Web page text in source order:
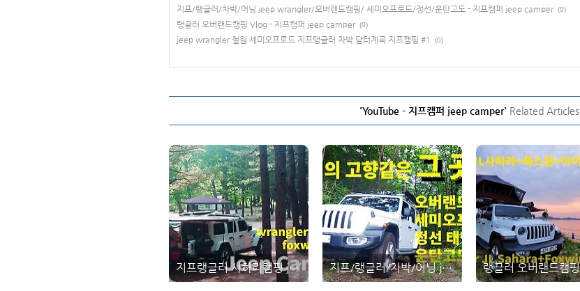
지프/랭글러/차박/어닝 jeep wrangler/오버랜드캠핑/ 세미오프로드/정선/운탄고도 - 지프캠퍼 jeep camper (0)
랭글러 오버랜드캠핑 Vlog - 지프캠퍼 jeep camper (0)
jeep wrangler 철원 세미오프로드 지프랭글러 차박 담터계곡 지프캠핑 #1 (0)
'YouTube - 지프캠퍼 jeep camper' Related Articles
지프랭글러 사하라캠핑 jeep wrangler camping 속리산 깊은 숲속, 마음에 드는데? - 지프캠퍼 jeep camper 지프/랭글러/차박/어닝 jeep wrangler/오버랜드캠핑/ 세미오프로드/정선/운탄고도 - 지프캠퍼 jeep camper